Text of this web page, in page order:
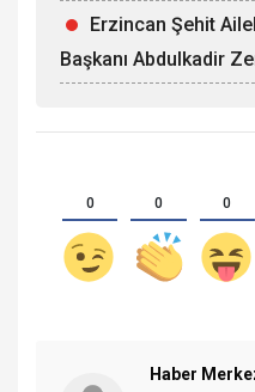
Erzincan Şehit
Başkanı Abdulkadir
0 0 0
Haber